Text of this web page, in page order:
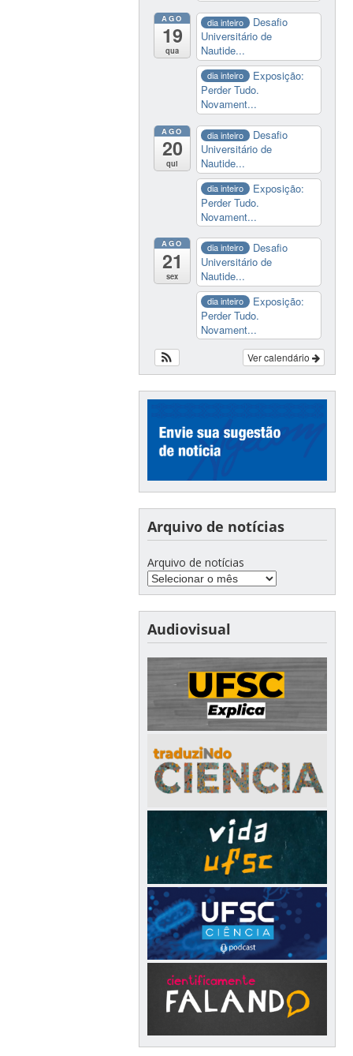
AGO
19
qua
dia inteiro
Desafio
Universitário de
Nautide...
dia inteiro
Exposição:
Perder Tudo.
Novament...
AGO
20
qui
dia inteiro
Desafio
Universitário de
Nautide...
dia inteiro
Exposição:
Perder Tudo.
Novament...
AGO
21
sex
dia inteiro
Desafio
Universitário de
Nautide...
dia inteiro
Exposição:
Perder Tudo.
Novament...
Ver calendário
Arquivo de notícias
Arquivo de notícias
Audiovisual